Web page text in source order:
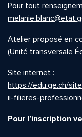
Pour tout
Atelier proposé en
(Unité transversale
Site internet :
https://edu.ge.ch/
ii-filieres-
Pour l’inscription